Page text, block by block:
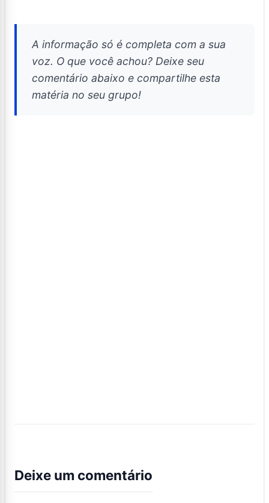
A informação só é completa com a sua
voz. O que você achou? Deixe seu
comentário abaixo e compartilhe esta
matéria no seu grupo!
Deixe um comentário